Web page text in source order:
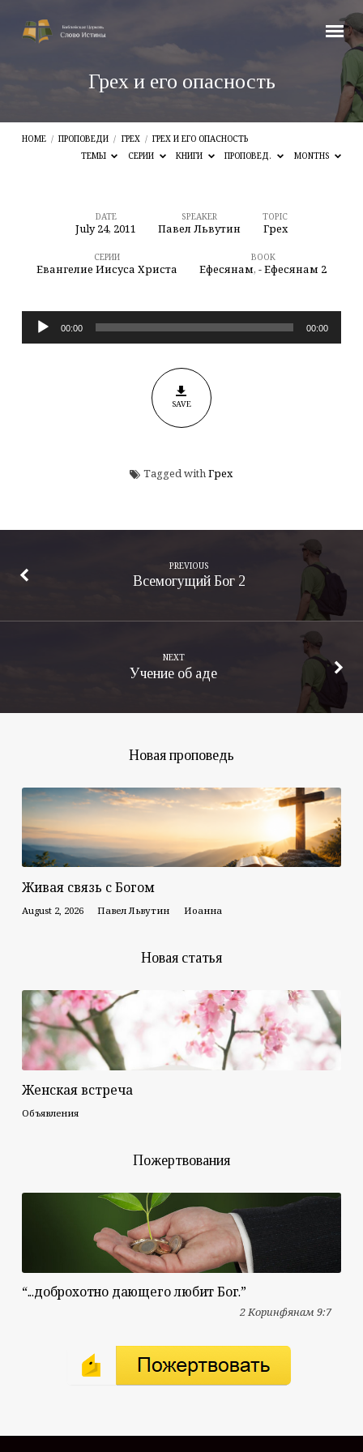
Грех и его опасность
HOME / ПРОПОВЕДИ / ГРЕХ / ГРЕХ И ЕГО ОПАСНОСТЬ
ТЕМЫ
СЕРИИ КНИГИ ПРОПОВЕД. MONTHS
опасность
DATE
July 24, 2011
SPEAKER
Павел Львутин
TOPIC
Грех
СЕРИИ
Евангелие Иисуса Христа
BOOK
Ефесянам, - Ефесянам 2
Audio
Player
00:00 00:00
SAVE
Tagged withГрех
PREVIOUS
Всемогущий Бог 2
NEXT
Учение об аде
Новая проповедь
Живая связь с Богом
August 2, 2026 Павел Львутин Иоанна
Новая статья
Женская встреча
Объявления
Пожертвования
“...доброхотно дающего любит Бог.”
2 Коринфянам 9:7